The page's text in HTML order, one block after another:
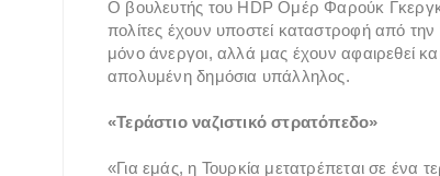
Ο βουλευτής του HDP Ομέρ Φαρούκ
πολίτες έχουν υποστεί καταστροφή από
μόνο άνεργοι, αλλά μας έχουν αφαιρεθεί
απολυμένη δημόσια υπάλληλος.
«Τεράστιο ναζιστικό στρατόπεδο»
«Για εμάς, η Τουρκία μετατρέπεται σε ένα